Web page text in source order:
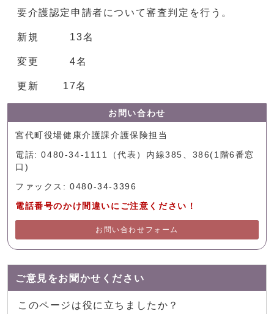
要介護認定申請者について審査判定を行う。
新規 13名
変更 4名
更新 17名
お問い合わせ
宮代町役場健康介護課介護保険担当
電話: 0480-34-1111（代表）内線385、386(1階6番窓
口)
ファックス: 0480-34-3396
電話番号のかけ間違いにご注意ください！
お問い合わせフォーム
ご意見をお聞かせください
このページは役に立ちましたか？